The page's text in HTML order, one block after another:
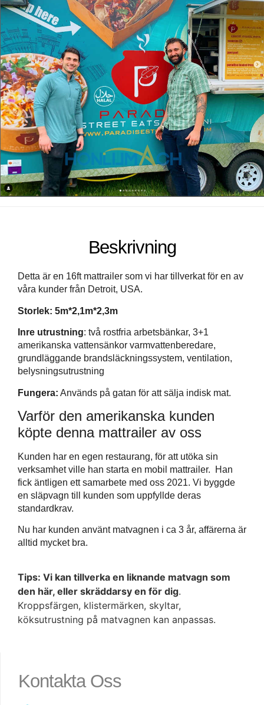
Beskrivning
Detta är en 16ft mattrailer som vi har tillverkat för en av
våra kunder från Detroit, USA.
Storlek: 5m*2,1m*2,3m
Inre utrustning: två rostfria arbetsbänkar, 3+1
amerikanska vattensänkor varmvattenberedare,
grundläggande brandsläckningssystem, ventilation,
belysningsutrustning
Fungera: Används på gatan för att sälja indisk mat.
Varför den amerikanska kunden
köpte denna mattrailer av oss
Kunden har en egen restaurang, för att utöka sin
verksamhet ville han starta en mobil mattrailer. Han
fick äntligen ett samarbete med oss ​​2021. Vi byggde
en släpvagn till kunden som uppfyllde deras
standardkrav.
Nu har kunden använt matvagnen i ca 3 år, affärerna är
alltid mycket bra.
Tips: Vi kan tillverka en liknande matvagn som
den här, eller skräddarsy en för dig.
Kroppsfärgen, klistermärken, skyltar,
köksutrustning på matvagnen kan anpassas.
Kontakta Oss